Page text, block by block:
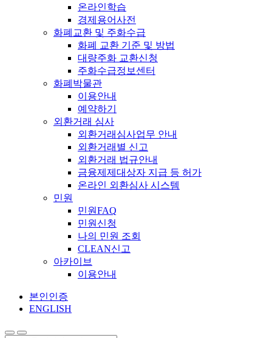
온라인학습
경제용어사전
화폐교환 및 주화수급
화폐 교환 기준 및 방법
대량주화 교환신청
주화수급정보센터
화폐박물관
이용안내
예약하기
외환거래 심사
외환거래심사업무 안내
외환거래별 신고
외환거래 법규안내
금융제제대상자 지급 등 허가
온라인 외환심사 시스템
민원
민원FAQ
민원신청
나의 민원 조회
CLEAN신고
아카이브
이용안내
본인인증
ENGLISH